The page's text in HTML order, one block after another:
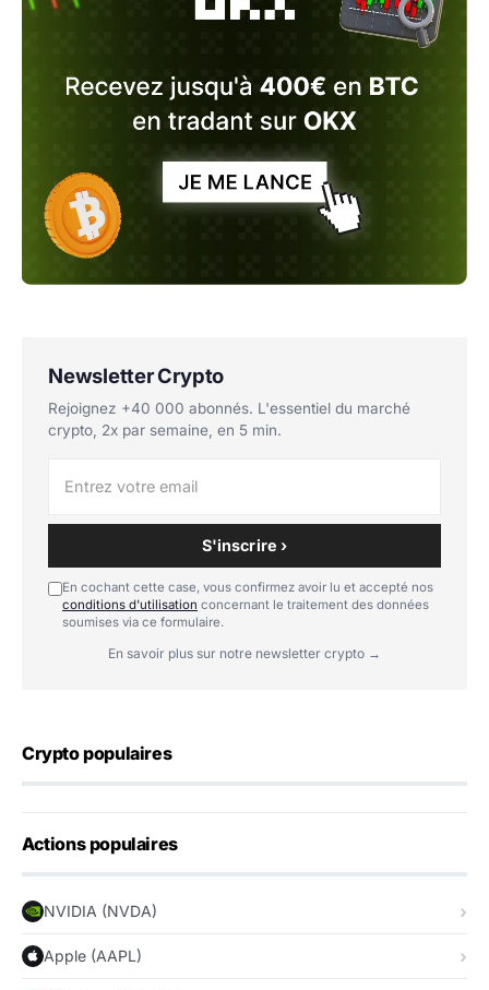
Newsletter Crypto
Rejoignez +40 000 abonnés. L'essentiel du marché
crypto, 2x par semaine, en 5 min.
S'inscrire ›
En cochant cette case, vous confirmez avoir lu et accepté nos
conditions d'utilisation concernant le traitement des données
soumises via ce formulaire.
En savoir plus sur notre newsletter crypto →
Crypto populaires
Actions populaires
NVIDIA (NVDA)
Apple (AAPL)